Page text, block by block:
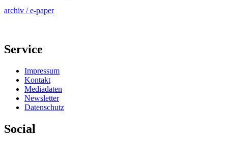
archiv / e-paper
Service
Impressum
Kontakt
Mediadaten
Newsletter
Datenschutz
Social